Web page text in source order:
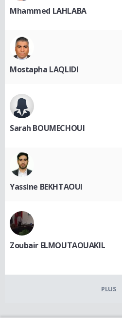
Mhammed LAHLABA
Mostapha LAQLIDI
Sarah BOUMECHOUI
Yassine BEKHTAOUI
Zoubair ELMOUTAOUAKIL
PLUS